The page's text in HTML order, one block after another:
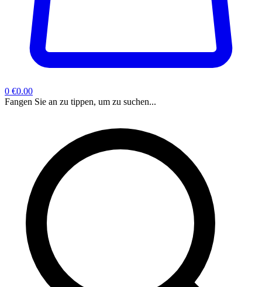
0 €0.00
Fangen Sie an zu tippen, um zu suchen...